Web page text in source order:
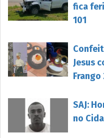
fica
101
Jesus
SAJ:
no